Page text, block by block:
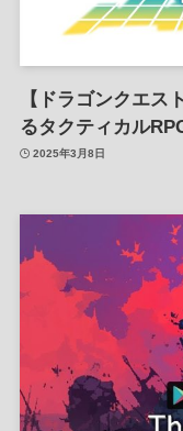
【ドラゴンクエス
るタクティカル
2025年3月8日